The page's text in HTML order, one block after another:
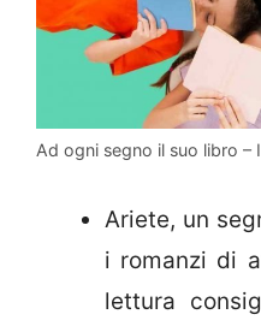
Ad ogni segno il suo libro –
Ariete, un
i romanzi di
lettura